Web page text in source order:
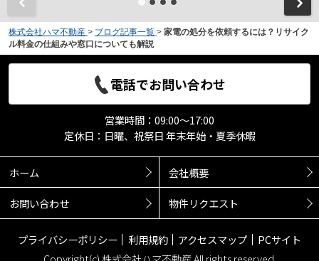
株式会社ハマ不動産 > ブログ記事一覧 > 家電の処分を依頼するには？リサイク
ル料金の仕組みや窓口についても解説
電話でお問い合わせ
営業時間：09:00～17:00
定休日：日曜、祝祭日 年末年始・夏季休暇
ホーム 会社概要
お問い合わせ 物件リクエスト
プライバシーポリシー 利用規約 アクセスマップ
PCサイト